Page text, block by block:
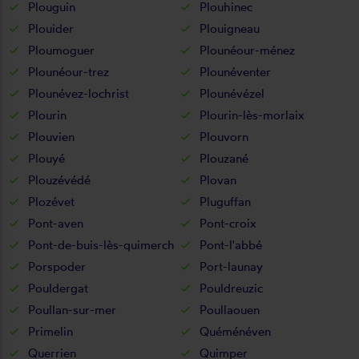
Plouguin
Plouhinec
Plouider
Plouigneau
Ploumoguer
Plounéour-ménez
Plounéour-trez
Plounéventer
Plounévez-lochrist
Plounévézel
Plourin
Plourin-lès-morlaix
Plouvien
Plouvorn
Plouyé
Plouzané
Plouzévédé
Plovan
Plozévet
Pluguffan
Pont-aven
Pont-croix
Pont-de-buis-lès-quimerch
Pont-l'abbé
Porspoder
Port-launay
Pouldergat
Pouldreuzic
Poullan-sur-mer
Poullaouen
Primelin
Quéménéven
Querrien
Quimper